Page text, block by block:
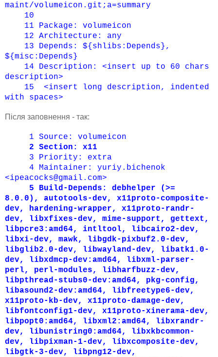
maint/volumeicon.git;a=summary
10
11
Package: volumeicon
12
Architecture: any
13
Depends: ${shlibs:Depends},
${misc:Depends}
14
Description: <insert up to 60 chars
description>
15
<insert long description, indented
with spaces>
Після заповнення - так:
1
Source: volumeicon
2
Section: x11
3
Priority: extra
4
Maintainer: yuriy.bichenok
<ipeacocks@gmail.com>
5
Build-Depends: debhelper (>=
8.0.0), autotools-dev, x11proto-composite-
dev, hardening-wrapper, x11proto-randr-
dev, libxfixes-dev, mime-support, gettext,
libpcre3:amd64, intltool, libcairo2-dev,
libxi-dev, mawk, libgdk-pixbuf2.0-dev,
libglib2.0-dev, libwayland-dev, libatk1.0-
dev, libxdmcp-dev:amd64, libxml-parser-
perl, perl-modules, libharfbuzz-dev,
libpthread-stubs0-dev:amd64, pkg-config,
libasound2-dev:amd64, libfreetype6-dev,
x11proto-kb-dev, x11proto-damage-dev,
libfontconfig1-dev, x11proto-xinerama-dev,
libpopt0:amd64, libxml2:amd64, libxrandr-
dev, libunistring0:amd64, libxkbcommon-
dev, libpixman-1-dev, libxcomposite-dev,
libgtk-3-dev, libpng12-dev,